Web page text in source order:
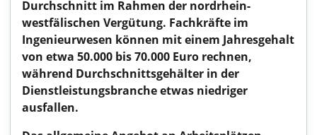
Durchschnitt im Rahmen der nordrhein-
westfälischen Vergütung. Fachkräfte im
Ingenieurwesen können mit einem Jahresgehalt
von etwa 50.000 bis 70.000 Euro rechnen,
während Durchschnittsgehälter in der
Dienstleistungsbranche etwas niedriger
ausfallen.